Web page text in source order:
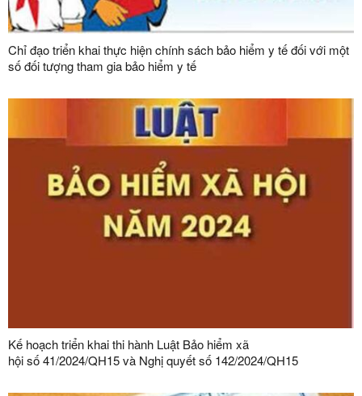
Chỉ đạo triển khai thực hiện chính sách bảo hiểm y tế đối với một
số đối tượng tham gia bảo hiểm y tế
Kế hoạch triển khai thi hành Luật Bảo hiểm xã
hội số 41/2024/QH15 và Nghị quyết số 142/2024/QH15